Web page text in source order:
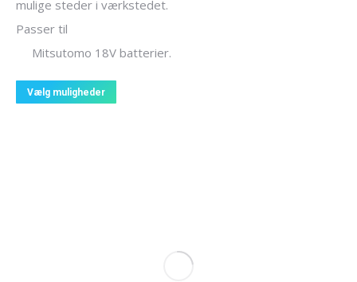
mulige steder i værkstedet.
Passer til
Mitsutomo 18V batterier.
Vælg muligheder
vare